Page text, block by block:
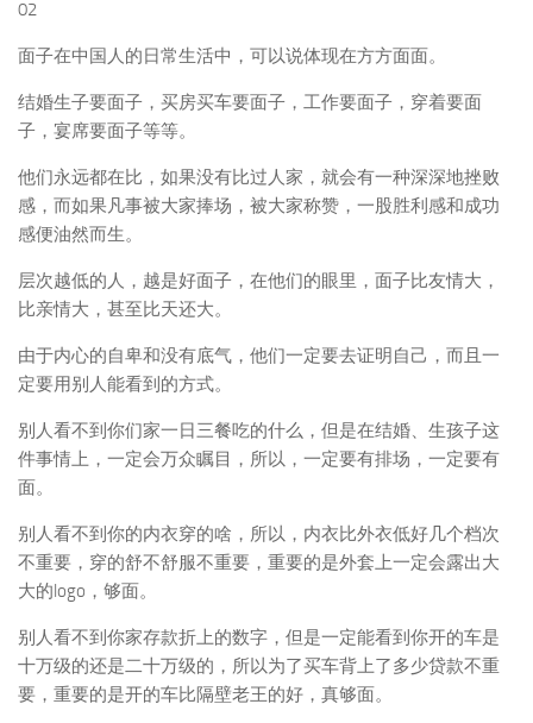
02
面子在中国人的日常生活中，可以说体现在方方面面。
结婚生子要面子，买房买车要面子，工作要面子，穿着要面
子，宴席要面子等等。
他们永远都在比，如果没有比过人家，就会有一种深深地挫败
感，而如果凡事被大家捧场，被大家称赞，一股胜利感和成功
感便油然而生。
层次越低的人，越是好面子，在他们的眼里，面子比友情大，
比亲情大，甚至比天还大。
由于内心的自卑和没有底气，他们一定要去证明自己，而且一
定要用别人能看到的方式。
别人看不到你们家一日三餐吃的什么，但是在结婚、生孩子这
件事情上，一定会万众瞩目，所以，一定要有排场，一定要有
面。
别人看不到你的内衣穿的啥，所以，内衣比外衣低好几个档次
不重要，穿的舒不舒服不重要，重要的是外套上一定会露出大
大的logo，够面。
别人看不到你家存款折上的数字，但是一定能看到你开的车是
十万级的还是二十万级的，所以为了买车背上了多少贷款不重
要，重要的是开的车比隔壁老王的好，真够面。